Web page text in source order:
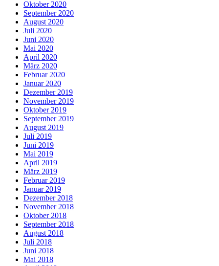
Oktober 2020
September 2020
August 2020
Juli 2020
Juni 2020
Mai 2020
April 2020
März 2020
Februar 2020
Januar 2020
Dezember 2019
November 2019
Oktober 2019
September 2019
August 2019
Juli 2019
Juni 2019
Mai 2019
April 2019
März 2019
Februar 2019
Januar 2019
Dezember 2018
November 2018
Oktober 2018
September 2018
August 2018
Juli 2018
Juni 2018
Mai 2018